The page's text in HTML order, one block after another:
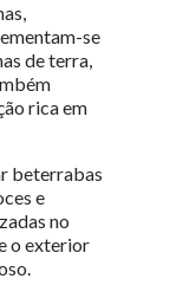
se
de terra,
rica em
beterrabas
e
no
o exterior